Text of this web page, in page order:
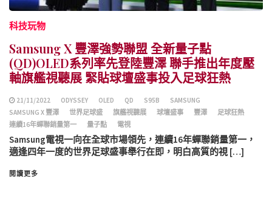
科技玩物
Samsung X 豐澤強勢聯盟 全新量子點
(QD)OLED系列率先登陸豐澤 聯手推出年度壓
軸旗艦視聽展 緊貼球壇盛事投入足球狂熱
21/11/2022 ODYSSEY OLED QD S95B
SAMSUNG
SAMSUNG X 豐澤
世界足球盛 旗艦視聽展 球壇盛事 豐澤
足球狂熱
連續16年蟬聯銷量第一
量子點 電視
Samsung電視一向在全球市場領先，連續16年蟬聯銷量第一，
適逢四年一度的世界足球盛事舉行在即，明白高質的視 […]
閱讀更多